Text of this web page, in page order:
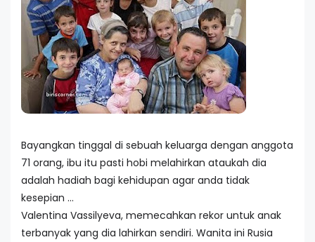
Bayangkan tinggal di sebuah keluarga dengan anggota
71 orang, ibu itu pasti hobi melahirkan ataukah dia
adalah hadiah bagi kehidupan agar anda tidak
kesepian ...
Valentina Vassilyeva, memecahkan rekor untuk anak
terbanyak yang dia lahirkan sendiri. Wanita ini Rusia